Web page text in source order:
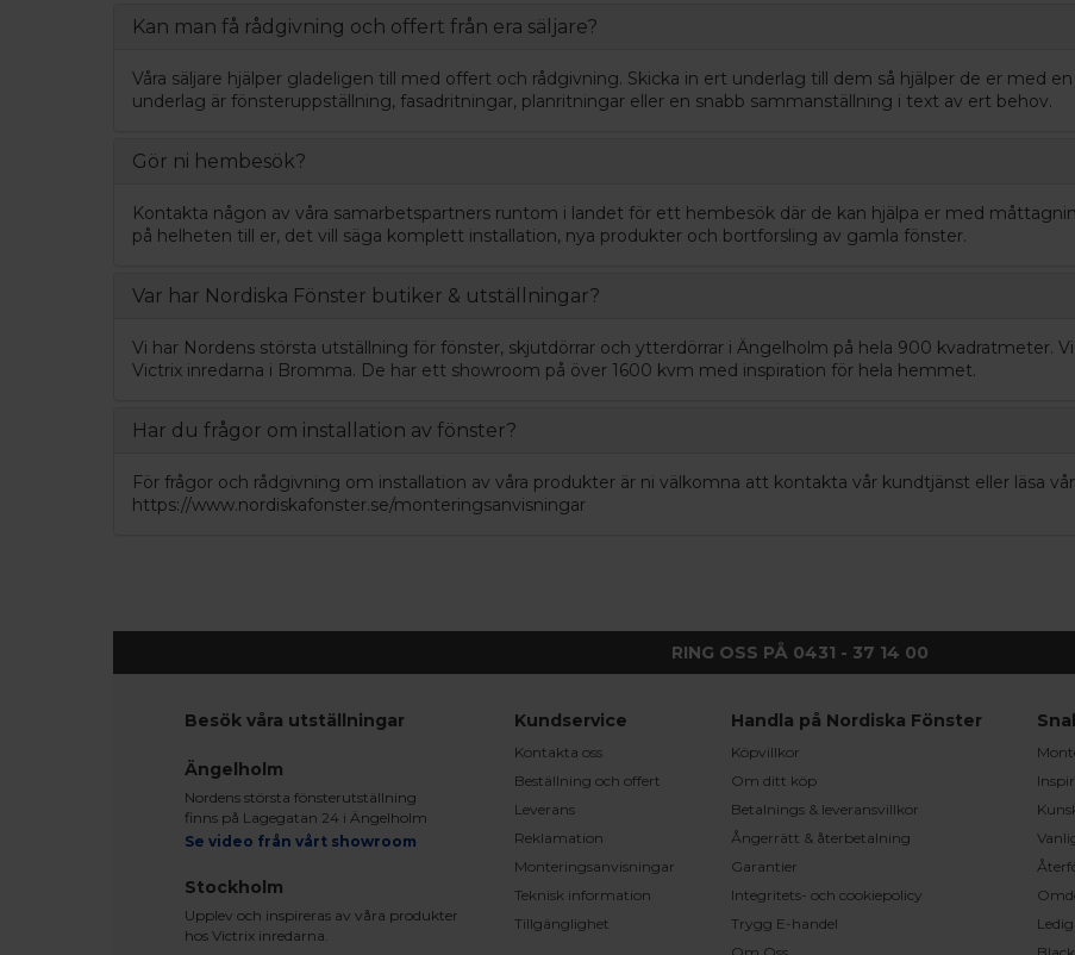
Kan man få rådgivning och offert från era säljare?
Våra säljare hjälper gladeligen till med offert och rådgivning. Skicka in ert underlag till dem så hjälper de er med
underlag är fönsteruppställning, fasadritningar, planritningar eller en snabb sammanställning i text av ert behov.
Gör ni hembesök?
Kontakta någon av våra samarbetspartners runtom i landet för ett hembesök där de kan hjälpa er med
på helheten till er, det vill säga komplett installation, nya produkter och bortforsling av gamla fönster.
Var har Nordiska Fönster butiker & utställningar?
Vi har Nordens största utställning för fönster, skjutdörrar och ytterdörrar i Ängelholm på hela 900 kvadratmeter.
Victrix inredarna i Bromma. De har ett showroom på över 1600 kvm med inspiration för hela hemmet.
Har du frågor om installation av fönster?
För frågor och rådgivning om installation av våra produkter är ni välkomna att kontakta vår kundtjänst eller läsa
https://www.nordiskafonster.se/monteringsanvisningar
RING OSS PÅ 0431 - 37 14 00
Besök våra utställningar
Ängelholm
Nordens största fönsterutställning
finns på Lagegatan 24 i Ängelholm
Se video från vårt showroom
Stockholm
Upplev och inspireras av våra produkter
hos Victrix inredarna.
Kundservice
Kontakta oss
Beställning och offert
Leverans
Reklamation
Monteringsanvisningar
Teknisk information
Tillgänglighet
Handla på Nordiska Fönster
Köpvillkor
Om ditt köp
Betalnings & leveransvillkor
Ångerrätt & återbetalning
Garantier
Integritets- och cookiepolicy
Trygg E-handel